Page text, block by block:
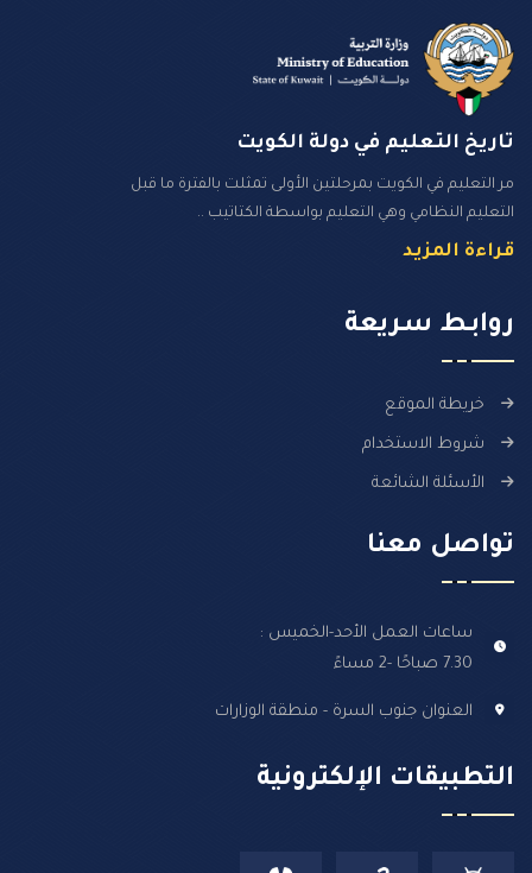
تاريخ التعليم في دولة الكويت
مر التعليم في الكويت بمرحلتين الأولى تمثلت بالفترة ما قبل
التعليم النظامي وهي التعليم بواسطة الكتاتيب ..
قراءة المزيد
روابـط سـريعة
خريطة الموقع
شروط الاستخدام
الأسئلة الشائعة
تواصل معنا
ساعات العمل الأحد-الخميس :
7.30 صباحًا -2 مساءً
العنوان جنوب السرة - منطقة الوزارات
التطبيقات الإلكترونية